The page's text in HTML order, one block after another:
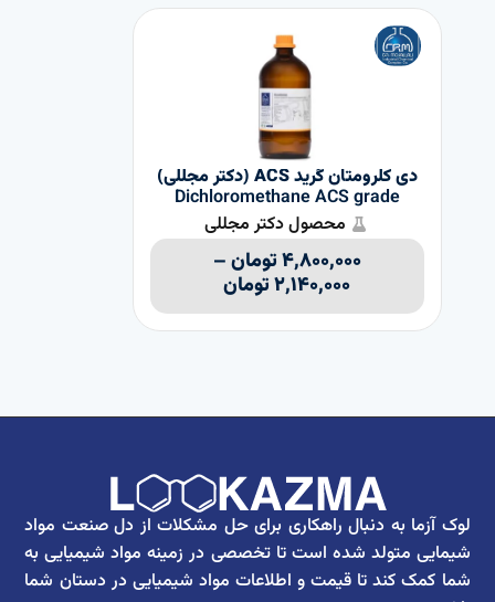
دی کلرومتان گرید ACS (دکتر مجللی)
Dichloromethane ACS grade
محصول دکتر مجللی
۴,۸۰۰,۰۰۰تومان–
۲,۱۴۰,۰۰۰تومان
لوک آزما به دنبال راهکاری برای حل مشکلات از دل صنعت مواد
شیمایی متولد شده است تا تخصصی در زمینه مواد شیمیایی به
شما کمک کند تا قیمت و اطلاعات مواد شیمیایی در دستان شما